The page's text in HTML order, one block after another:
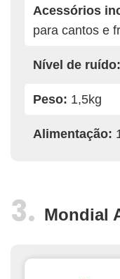
Acessórios
para cantos e
Nível de ruído:
Peso: 1,5kg
Alimentação:
Mondial